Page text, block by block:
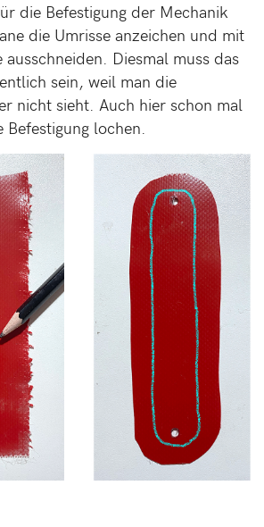
die Befestigung der Mechanik
die Umrisse anzeichen und mit
Diesmal muss das
sein, weil man die
nicht sieht. Auch hier schon mal
lochen.